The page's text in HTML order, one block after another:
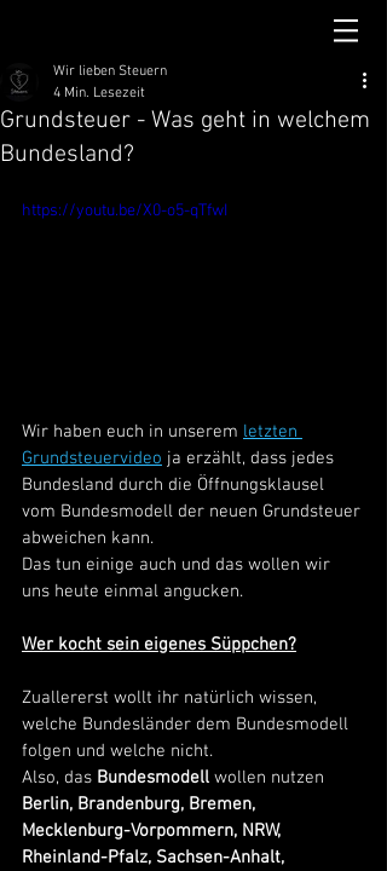
Grundsteuer - Was geht in welchem
Bundesland?
Wir lieben Steuern
4 Min. Lesezeit
https://youtu.be/X0-o5-qTfwI
Wir haben euch in unserem letzten
Grundsteuervideo ja erzählt, dass jedes
Bundesland durch die Öffnungsklausel
vom Bundesmodell der neuen Grundsteuer
abweichen kann.
Das tun einige auch und das wollen wir
uns heute einmal angucken.
Wer kocht sein eigenes Süppchen?
Zuallererst wollt ihr natürlich wissen,
welche Bundesländer dem Bundesmodell
folgen und welche nicht.
Also, das Bundesmodell wollen nutzen
Berlin, Brandenburg, Bremen,
Mecklenburg-Vorpommern, NRW,
Rheinland-Pfalz, Sachsen-Anhalt,